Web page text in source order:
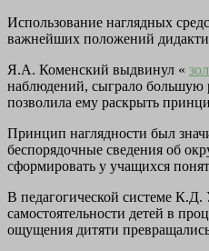
Использование наглядных
важнейших положений
Я.А. Коменский выдвинул «
наблюдений, сыграло большую
позволила ему раскрыть
Принцип наглядности был
беспорядочные сведения об
сформировать у учащихся
В педагогической системе К.Д.
самостоятельности детей в
ощущения дитяти